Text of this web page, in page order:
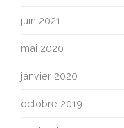
juin 2021
mai 2020
janvier 2020
octobre 2019